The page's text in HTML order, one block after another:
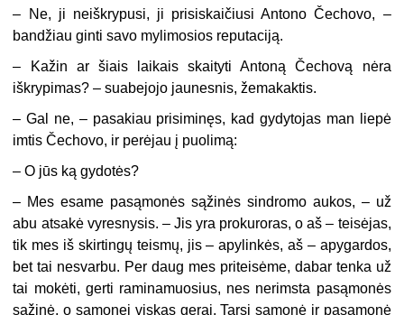
– Ne, ji neiškrypusi, ji prisiskaičiusi Antono Čechovo, –
bandžiau ginti savo mylimosios reputaciją.
– Kažin ar šiais laikais skaityti Antoną Čechovą nėra
iškrypimas? – suabejojo jaunesnis, žemakaktis.
– Gal ne, – pasakiau prisiminęs, kad gydytojas man liepė
imtis Čechovo, ir perėjau į puolimą:
– O jūs ką gydotės?
– Mes esame pasąmonės sąžinės sindromo aukos, – už
abu atsakė vyresnysis. – Jis yra prokuroras, o aš – teisėjas,
tik mes iš skirtingų teismų, jis – apylinkės, aš – apygardos,
bet tai nesvarbu. Per daug mes priteisėme, dabar tenka už
tai mokėti, gerti raminamuosius, nes nerimsta pasąmonės
sąžinė, o sąmonei viskas gerai. Tarsi sąmonė ir pasąmonė